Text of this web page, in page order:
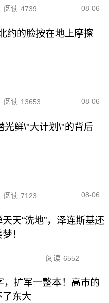
阅读 4739 08-06
约的脸按在地上摩擦
阅读 13653 08-06
光鲜\"大计划\"的背后
阅读 7123 08-06
天“洗地”，泽连斯基还
！
阅读 6552
，扩军一整本！高市的
东大